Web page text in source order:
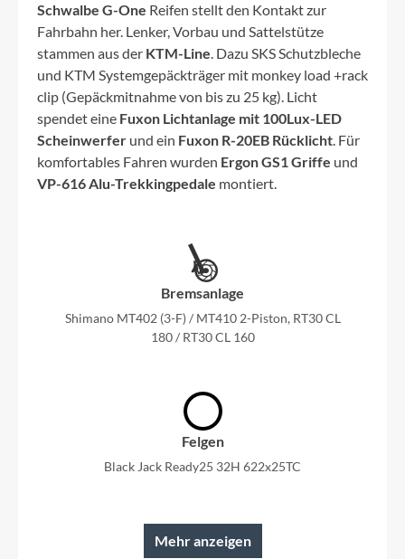
Schwalbe G-One Reifen stellt den Kontakt zur
Fahrbahn her. Lenker, Vorbau und Sattelstütze
stammen aus der KTM-Line. Dazu SKS Schutzbleche
und KTM Systemgepäckträger mit monkey load +rack
clip (Gepäckmitnahme von bis zu 25 kg). Licht
spendet eine Fuxon Lichtanlage mit 100Lux-LED
Scheinwerfer und ein Fuxon R-20EB Rücklicht. Für
komfortables Fahren wurden Ergon GS1 Griffe und
VP-616 Alu-Trekkingpedale montiert.
Bremsanlage
Shimano MT402 (3-F) / MT410 2-Piston, RT30 CL
180 / RT30 CL 160
Felgen
Black Jack Ready25 32H 622x25TC
Mehr anzeigen